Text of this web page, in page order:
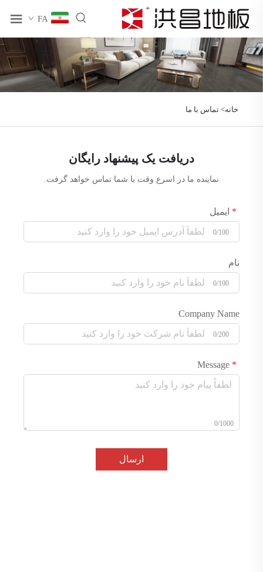
FA
خانه> تماس با ما
دریافت یک پیشنهاد رایگان
نماینده ما در اسرع وقت با شما تماس خواهد گرفت.
ایمیل
0/100
نام
0/100
Company Name
0/200
0/1000
ارسال